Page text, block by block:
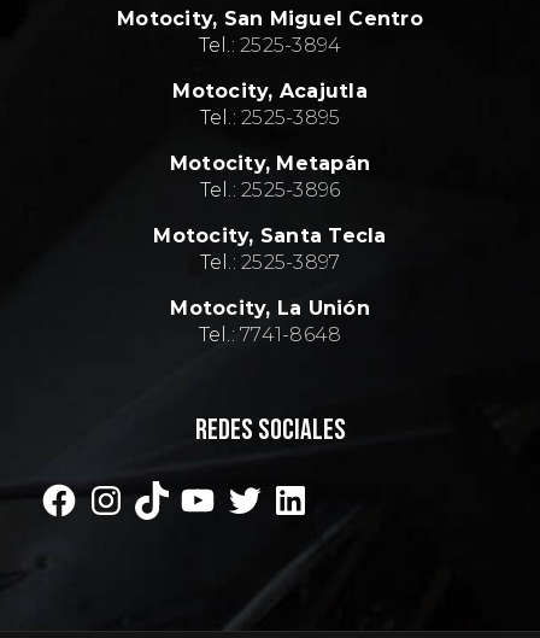
Motocity, San Miguel Centro
Tel.:2525-3894
Motocity, Acajutla
Tel.:2525-3895
Motocity, Metapán
Tel.:2525-3896
Motocity, Santa Tecla
Tel.:2525-3897
Motocity, La Unión
Tel.:7741-8648
REDES SOCIALES
Facebook
Instagram
TikTok
YouTube
Twitter